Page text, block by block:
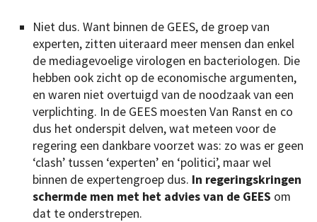
Niet dus. Want binnen de GEES, de groep van
experten, zitten uiteraard meer mensen dan enkel
de mediagevoelige virologen en bacteriologen. Die
hebben ook zicht op de economische argumenten,
en waren niet overtuigd van de noodzaak van een
verplichting. In de GEES moesten Van Ranst en co
dus het onderspit delven, wat meteen voor de
regering een dankbare voorzet was: zo was er geen
‘clash’ tussen ‘experten’ en ‘politici’, maar wel
binnen de expertengroep dus. In regeringskringen
schermde men met het advies van de GEES om
dat te onderstrepen.